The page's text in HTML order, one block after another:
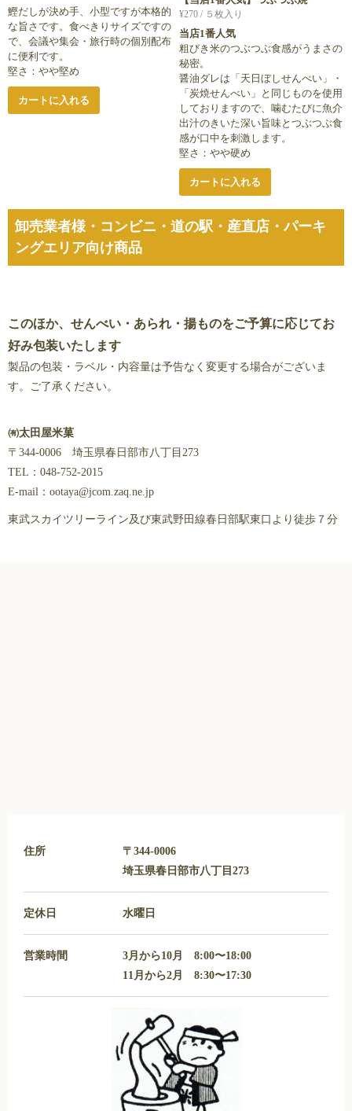
鰹だしが決め手、小型ですが本格的
な旨さです。食べきりサイズですの
で、会議や集会・旅行時の個別配布
に便利です。
堅さ：やや堅め
カートに入れる
¥270 / ５枚入り
当店1番人気
粗びき米のつぶつぶ食感がうまさの
秘密。
醤油ダレは「天日ぼしせんべい」・
「炭焼せんべい」と同じものを使用
しておりますので、噛むたびに魚介
出汁のきいた深い旨味とつぶつぶ食
感が口中を刺激します。
堅さ：やや硬め
カートに入れる
卸売業者様・コンビニ・道の駅・産直店・パーキ
ングエリア向け商品
このほか、せんべい・あられ・揚ものをご予算に応じてお
好み包装いたします
製品の包装・ラベル・内容量は予告なく変更する場合がございま
す。ご了承ください。
㈲太田屋米菓
〒344-0006 埼玉県春日部市八丁目273
TEL：048-752-2015
E-mail：ootaya@jcom.zaq.ne.jp
東武スカイツリーライン及び東武野田線春日部駅東口より徒歩７分
住所
〒344-0006
埼玉県春日部市八丁目273
定休日 水曜日
営業時間
3月から10月 8:00〜18:00
11月から2月 8:30〜17:30